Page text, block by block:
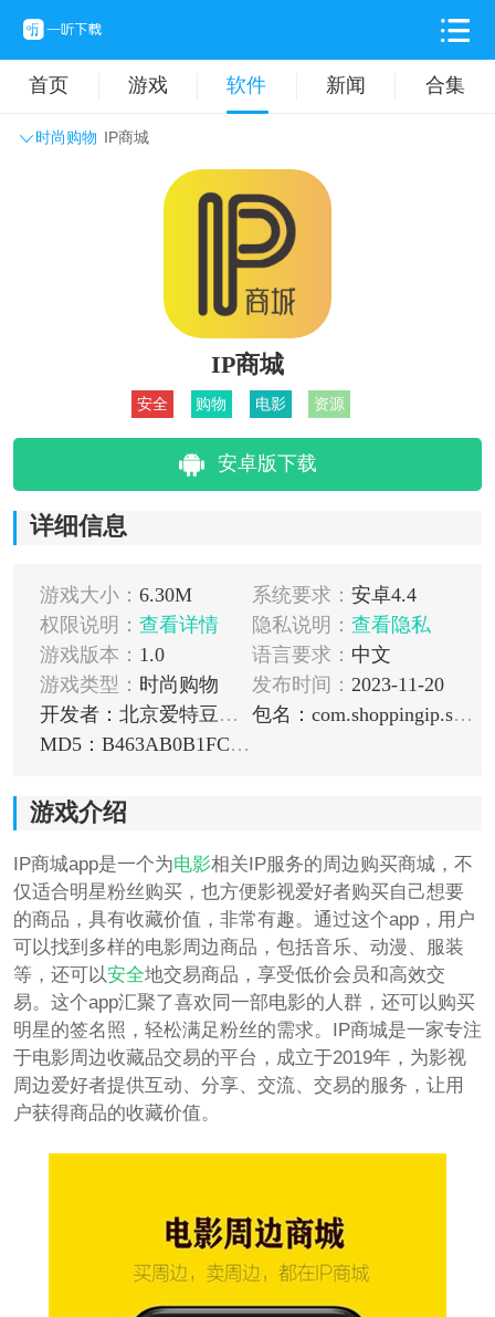
首页 游戏 软件 新闻 合集
时尚购物 IP商城
主题壁纸 旅游出行
时尚购物
IP商城
安全 购物 电影 资源
安卓版下载
详细信息
游戏大小： 6.30M 系统要求： 安卓4.4
权限说明： 查看详情 隐私说明： 查看隐私
游戏版本： 1.0 语言要求： 中文
游戏类型： 时尚购物 发布时间： 2023-11-20
开发者：北京爱特豆科技有限公司
包名：com.shoppingip.shoppingip
MD5：B463AB0B1FC5596137D2B37CD392591E
游戏介绍
IP商城app是一个为电影相关IP服务的周边购买商城，不
仅适合明星粉丝购买，也方便影视爱好者购买自己想要
的商品，具有收藏价值，非常有趣。通过这个app，用户
可以找到多样的电影周边商品，包括音乐、动漫、服装
等，还可以安全地交易商品，享受低价会员和高效交
易。这个app汇聚了喜欢同一部电影的人群，还可以购买
明星的签名照，轻松满足粉丝的需求。IP商城是一家专注
于电影周边收藏品交易的平台，成立于2019年，为影视
周边爱好者提供互动、分享、交流、交易的服务，让用
户获得商品的收藏价值。